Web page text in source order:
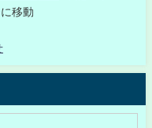
移動